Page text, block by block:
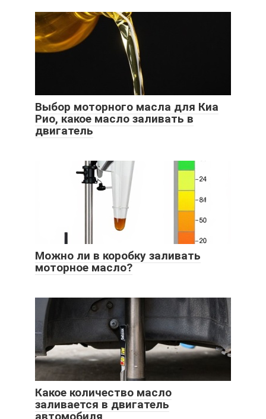
Выбор моторного масла для Киа
Рио, какое масло заливать в
двигатель
Можно ли в коробку заливать
моторное масло?
Какое количество масло
заливается в двигатель